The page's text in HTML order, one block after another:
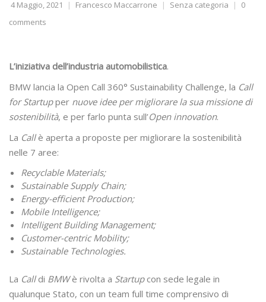
4 Maggio, 2021 Francesco Maccarrone Senza categoria
0
comments
L’iniziativa dell’industria automobilistica.
BMW lancia la Open Call 360° Sustainability Challenge, la Call
for Startupper nuove idee per migliorare la sua missione di
sostenibilità, e per farlo punta sull’Open innovation.
La Call è aperta a proposte per migliorare la sostenibilità
nelle 7 aree:
Recyclable Materials;
Sustainable Supply Chain;
Energy-efficient Production;
Mobile Intelligence;
Intelligent Building Management;
Customer-centric Mobility;
Sustainable Technologies.
La Call di BMWè rivolta a Startupcon sede legale in
qualunque Stato, con un team full time comprensivo di